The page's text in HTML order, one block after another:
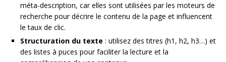
méta-description, car elles sont utilisées par les moteurs de
recherche pour décrire le contenu de la page et influencent
le taux de clic.
Structuration du texte : utilisez des titres (h1, h2, h3…) et
des listes à puces pour faciliter la lecture et la